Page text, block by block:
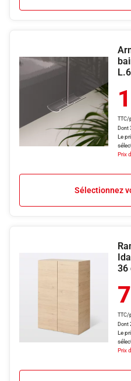
TTC/
Dont
Le
Prix
Sélectionnez
36
TTC/
Dont
Le
Prix